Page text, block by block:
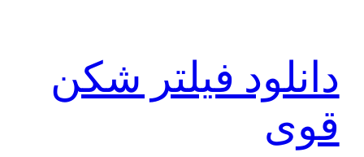
دانلود فیلتر شکن
قوی